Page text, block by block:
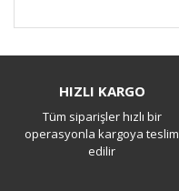
HIZLI KARGO
Tüm siparişler hızlı bir
operasyonla kargoya teslim
edilir